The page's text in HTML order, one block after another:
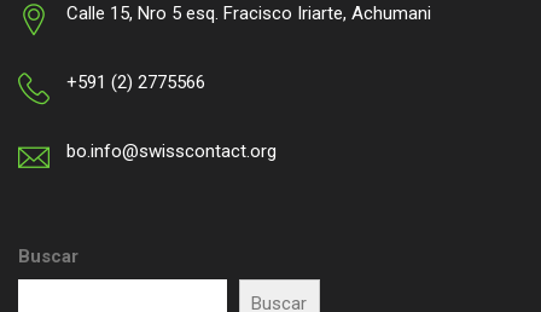
Calle 15, Nro 5 esq. Fracisco Iriarte, Achumani
+591 (2) 2775566
bo.info@swisscontact.org
Buscar
Buscar